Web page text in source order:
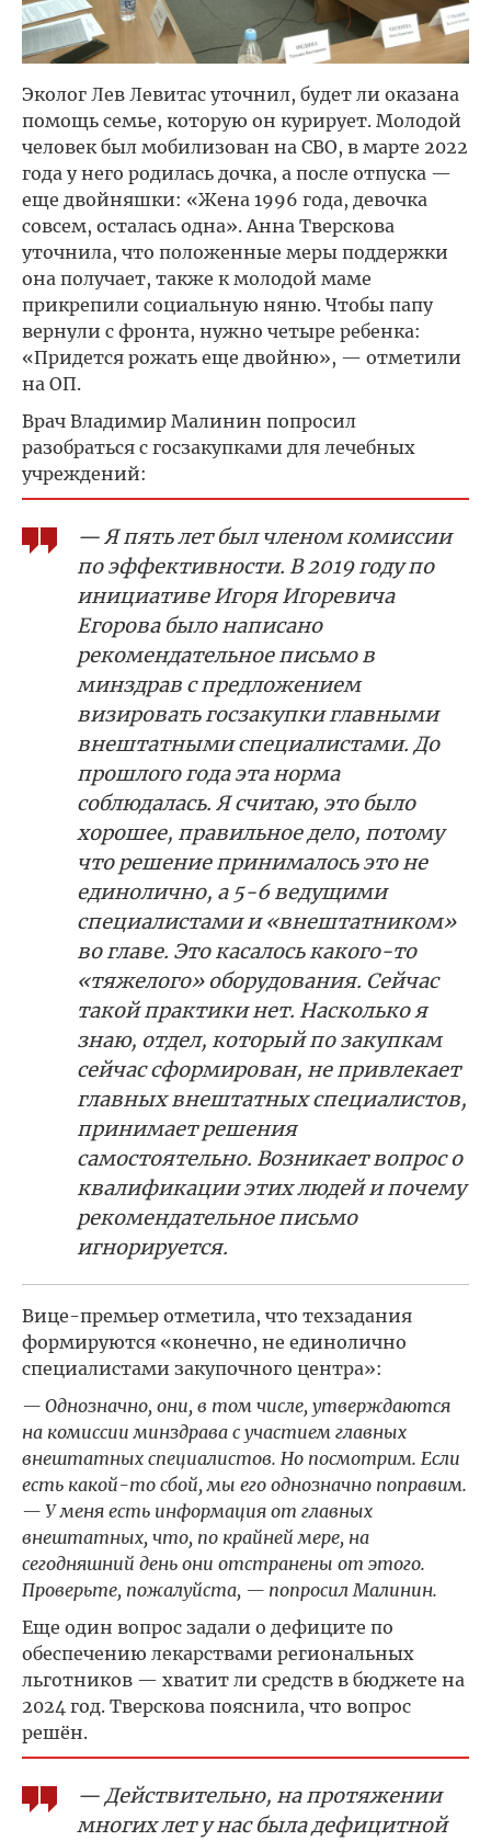
Эколог Лев Левитас уточнил, будет ли оказана
помощь семье, которую он курирует. Молодой
человек был мобилизован на СВО, в марте 2022
года у него родилась дочка, а после отпуска —
еще двойняшки: «Жена 1996 года, девочка
совсем, осталась одна». Анна Тверскова
уточнила, что положенные меры поддержки
она получает, также к молодой маме
прикрепили социальную няню. Чтобы папу
вернули с фронта, нужно четыре ребенка:
«Придется рожать еще двойню», — отметили
на ОП.
Врач Владимир Малинин попросил
разобраться с госзакупками для лечебных
учреждений:
— Я пять лет был членом комиссии
по эффективности. В 2019 году по
инициативе Игоря Игоревича
Егорова было написано
рекомендательное письмо в
минздрав с предложением
визировать госзакупки главными
внештатными специалистами. До
прошлого года эта норма
соблюдалась. Я считаю, это было
хорошее, правильное дело, потому
что решение принималось это не
единолично, а 5-6 ведущими
специалистами и «внештатником»
во главе. Это касалось какого-то
«тяжелого» оборудования. Сейчас
такой практики нет. Насколько я
знаю, отдел, который по закупкам
сейчас сформирован, не привлекает
главных внештатных специалистов,
принимает решения
самостоятельно. Возникает вопрос о
квалификации этих людей и почему
рекомендательное письмо
игнорируется.
Вице-премьер отметила, что техзадания
формируются «конечно, не единолично
специалистами закупочного центра»:
— Однозначно, они, в том числе, утверждаются
на комиссии минздрава с участием главных
внештатных специалистов. Но посмотрим. Если
есть какой-то сбой, мы его однозначно поправим.
— У меня есть информация от главных
внештатных, что, по крайней мере, на
сегодняшний день они отстранены от этого.
Проверьте, пожалуйста, — попросил Малинин.
Еще один вопрос задали о дефиците по
обеспечению лекарствами региональных
льготников — хватит ли средств в бюджете на
2024 год. Тверскова пояснила, что вопрос
решён.
— Действительно, на протяжении
многих лет у нас была дефицитной